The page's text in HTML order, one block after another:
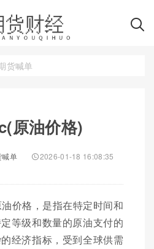
货喊单
原油价格)
喊单 2026-01-18 16:08:35
价格，是指在特定时间和
等级和数量的原油支付的
经济指标，受到全球供需